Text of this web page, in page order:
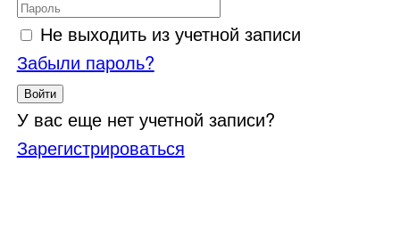
Не выходить из учетной записи
Забыли пароль?
Войти
У вас еще нет учетной записи?
Зарегистрироваться